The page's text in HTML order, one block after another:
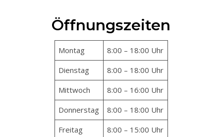
Öffnungszeiten
Montag
8:00 – 18:00 Uhr
Dienstag
8:00 – 18:00 Uhr
Mittwoch
8:00 – 16:00 Uhr
Donnerstag
8:00 – 18:00 Uhr
Freitag
8:00 – 15:00 Uhr